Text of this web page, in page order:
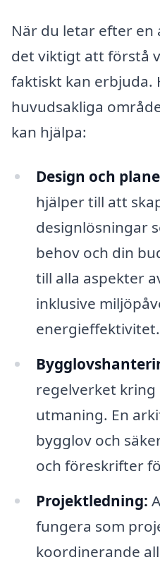
När du letar efter
det viktigt att förstå
faktiskt kan erbjuda.
huvudsakliga
kan hjälpa:
Design och
hjälper till att
designlösningar
behov och din
till alla aspekter
inklusive
energieffektivitet.
regelverket kring
utmaning. En
bygglov och
och föreskrifter
Projektledning:
fungera som
koordinerande